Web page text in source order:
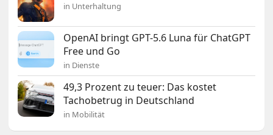
in Unterhaltung
OpenAI bringt GPT-5.6 Luna für ChatGPT
Free und Go
in Dienste
49,3 Prozent zu teuer: Das kostet
Tachobetrug in Deutschland
in Mobilität